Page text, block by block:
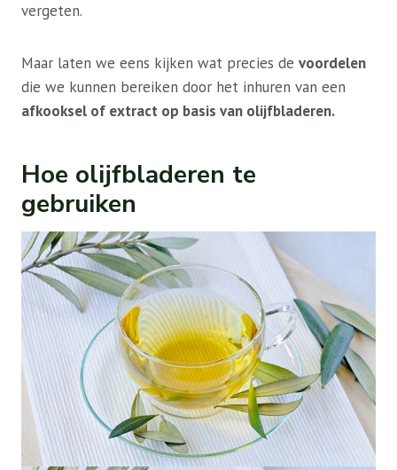
vergeten.
Maar laten we eens kijken wat precies de voordelen
die we kunnen bereiken door het inhuren van een
afkooksel of extract op basis van olijfbladeren.
Hoe olijfbladeren te
gebruiken